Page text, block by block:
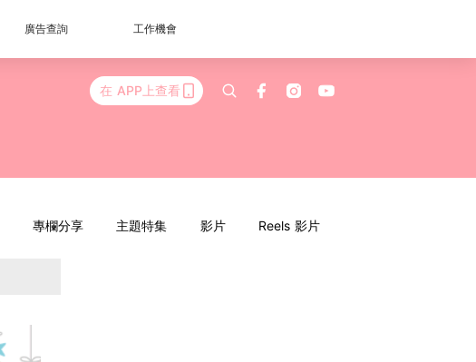
廣告查詢 工作機會
在 APP上查看
專欄分享 主題特集 影片 Reels 影片